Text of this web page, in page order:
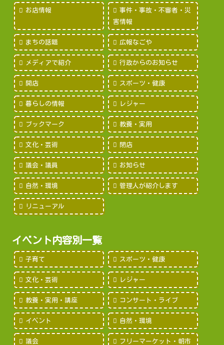
お店情報
事件・事故・不審者・災
害情報
まちの話題 広報なごや
メディアで紹介 行政からのお知らせ
開店 スポーツ・健康
暮らしの情報 レジャー
ブックマーク 教養・実用
文化・芸術 閉店
議会・議員 お知らせ
自然・環境 管理人が紹介します
リニューアル
イベント内容別一覧
子育て スポーツ・健康
文化・芸術 レジャー
教養・実用・講座 コンサート・ライブ
イベント 自然・環境
議会 フリーマーケット・朝市